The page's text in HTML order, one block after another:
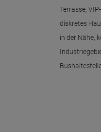
Terrasse,
diskretes
in der Nähe,